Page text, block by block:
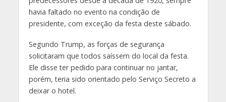
havia faltado no evento na condição de
presidente, com exceção da festa deste sábado.
Segundo Trump, as forças de segurança
solicitaram que todos saíssem do local da festa.
Ele disse ter pedido para continuar no jantar,
porém, teria sido orientado pelo Serviço Secreto a
deixar o hotel.